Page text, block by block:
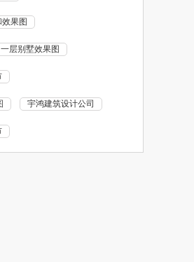
果图
一层别墅效果图
宇鸿建筑设计公司